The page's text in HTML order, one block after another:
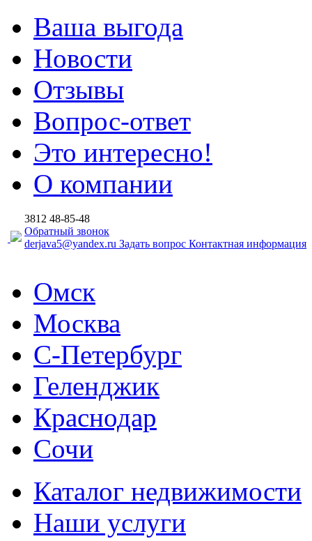
Ваша выгода
Новости
Отзывы
Вопрос-ответ
Это интересно!
О компании
3812 48-85-48
Обратный звонок
derjava5@yandex.ru Задать вопрос Контактная информация
Омск
Москва
С-Петербург
Геленджик
Краснодар
Сочи
Каталог недвижимости
Наши услуги